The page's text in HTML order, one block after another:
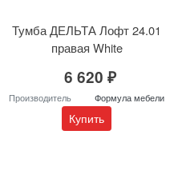
Тумба ДЕЛЬТА Лофт 24.01
правая White
6 620 ₽
Производитель Формула мебели
Купить